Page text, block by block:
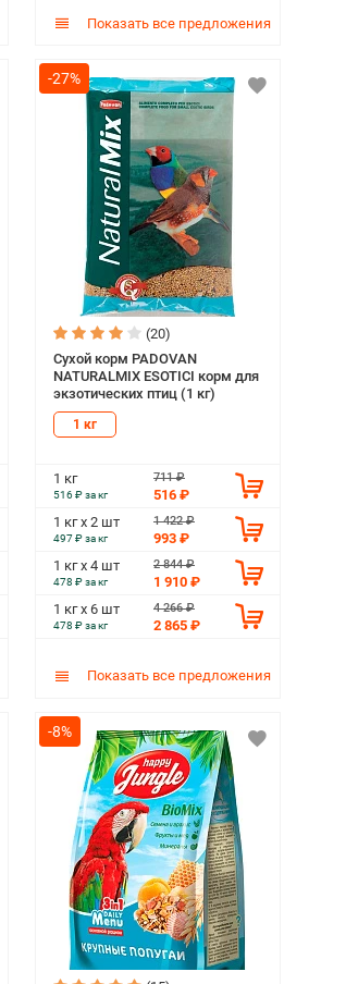
Показать все предложения
-27%
(20)
Сухой корм PADOVAN
NATURALMIX ESOTICI корм для
экзотических птиц (1 кг)
1 кг
1 кг
516 ₽ за кг
711 ₽
516 ₽
1 кг х 2 шт
497 ₽ за кг
1 422 ₽
993 ₽
1 кг х 4 шт
478 ₽ за кг
2 844 ₽
1 910 ₽
1 кг х 6 шт
478 ₽ за кг
4 266 ₽
2 865 ₽
Показать все предложения
-8%